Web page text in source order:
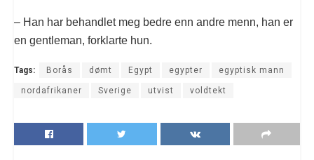
– Han har behandlet meg bedre enn andre menn, han er
en gentleman, forklarte hun.
Tags: Borås dømt Egypt egypter egyptisk mann
nordafrikaner Sverige utvist voldtekt